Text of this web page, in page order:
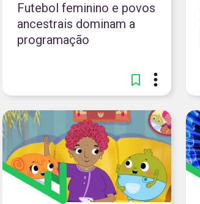
Futebol feminino e povos
ancestrais dominam a
programação